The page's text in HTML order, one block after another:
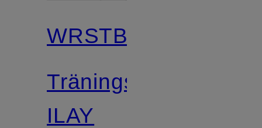
WRSTBHVR
Träningsbyxor
ILAY